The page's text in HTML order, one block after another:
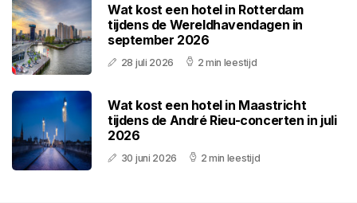
Wat kost een hotel in Rotterdam
tijdens de Wereldhavendagen in
september 2026
28 juli 2026 2 min leestijd
Wat kost een hotel in Maastricht
tijdens de André Rieu-concerten in juli
2026
30 juni 2026 2 min leestijd